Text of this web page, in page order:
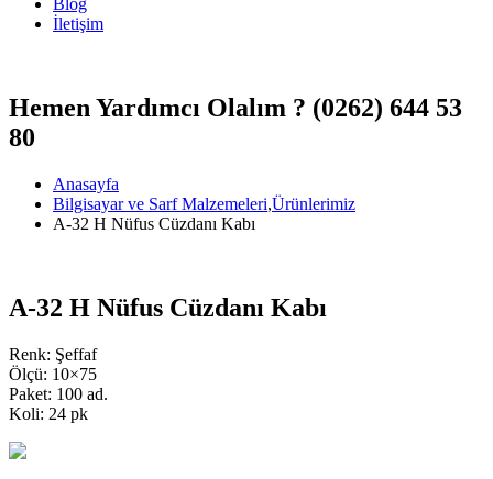
Blog
İletişim
Hemen Yardımcı Olalım ? (0262) 644 53
80
Anasayfa
Bilgisayar ve Sarf Malzemeleri,Ürünlerimiz
A-32 H Nüfus Cüzdanı Kabı
A-32 H Nüfus Cüzdanı Kabı
Renk: Şeffaf
Ölçü: 10×75
Paket: 100 ad.
Koli: 24 pk